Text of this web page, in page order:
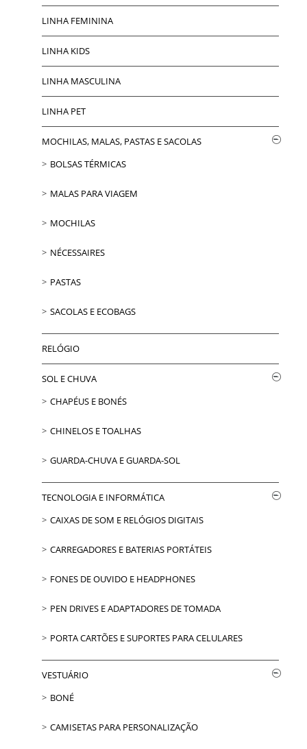
LINHA FEMININA
LINHA KIDS
LINHA MASCULINA
LINHA PET
MOCHILAS, MALAS, PASTAS E SACOLAS
BOLSAS TÉRMICAS
MALAS PARA VIAGEM
MOCHILAS
NÉCESSAIRES
PASTAS
SACOLAS E ECOBAGS
RELÓGIO
SOL E CHUVA
CHAPÉUS E BONÉS
CHINELOS E TOALHAS
GUARDA-CHUVA E GUARDA-SOL
TECNOLOGIA E INFORMÁTICA
CAIXAS DE SOM E RELÓGIOS DIGITAIS
CARREGADORES E BATERIAS PORTÁTEIS
FONES DE OUVIDO E HEADPHONES
PEN DRIVES E ADAPTADORES DE TOMADA
PORTA CARTÕES E SUPORTES PARA CELULARES
VESTUÁRIO
BONÉ
CAMISETAS PARA PERSONALIZAÇÃO